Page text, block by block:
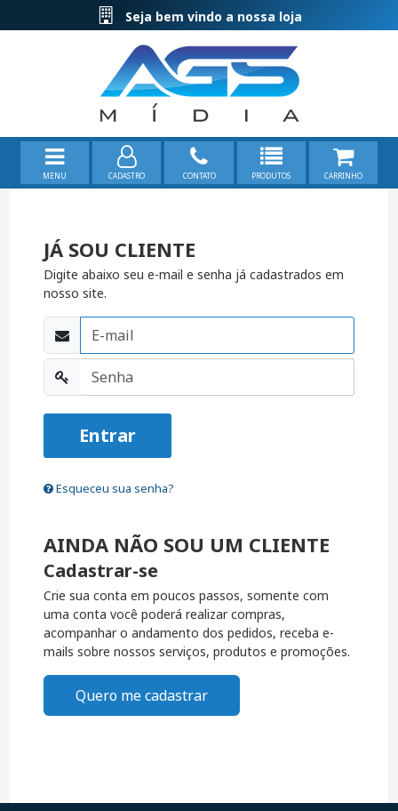
Seja bem vindo a nossa loja
MENU CADASTRO CONTATO PRODUTOS CARRINHO
JÁ SOU CLIENTE
Digite abaixo seu e-mail e senha já cadastrados em
nosso site.
Entrar
Esqueceu sua senha?
AINDA NÃO SOU UM CLIENTE
Cadastrar-se
Crie sua conta em poucos passos, somente com
uma conta você poderá realizar compras,
acompanhar o andamento dos pedidos, receba e-
mails sobre nossos serviços, produtos e promoções.
Quero me cadastrar